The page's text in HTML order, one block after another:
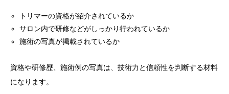
トリマーの資格が紹介されているか
サロン内で研修などがしっかり行われているか
施術の写真が掲載されているか
資格や研修歴、施術例の写真は、技術力と信頼性を判断する材料
になります。